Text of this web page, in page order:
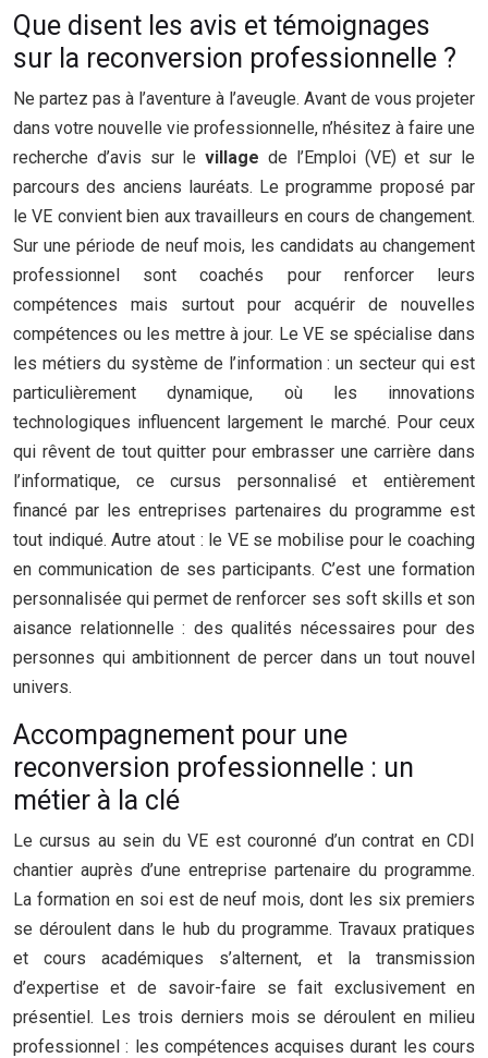
Que disent les avis et témoignages
sur la reconversion professionnelle ?
Ne partez pas à l’aventure à l’aveugle. Avant de vous projeter
dans votre nouvelle vie professionnelle, n’hésitez à faire une
recherche d’avis sur levillage de l’Emploi (VE) et sur le
parcours des anciens lauréats. Le programme proposé par
le VE convient bien aux travailleurs en cours de changement.
Sur une période de neuf mois, les candidats au changement
professionnel sont coachés pour renforcer leurs
compétences mais surtout pour acquérir de nouvelles
compétences ou les mettre à jour. Le VE se spécialise dans
les métiers du système de l’information : un secteur qui est
particulièrement dynamique, où les innovations
technologiques influencent largement le marché. Pour ceux
qui rêvent de tout quitter pour embrasser une carrière dans
l’informatique, ce cursus personnalisé et entièrement
financé par les entreprises partenaires du programme est
tout indiqué. Autre atout : le VE se mobilise pour le coaching
en communication de ses participants. C’est une formation
personnalisée qui permet de renforcer ses soft skills et son
aisance relationnelle : des qualités nécessaires pour des
personnes qui ambitionnent de percer dans un tout nouvel
univers.
Accompagnement pour une
reconversion professionnelle : un
métier à la clé
Le cursus au sein du VE est couronné d’un contrat en CDI
chantier auprès d’une entreprise partenaire du programme.
La formation en soi est de neuf mois, dont les six premiers
se déroulent dans le hub du programme. Travaux pratiques
et cours académiques s’alternent, et la transmission
d’expertise et de savoir-faire se fait exclusivement en
présentiel. Les trois derniers mois se déroulent en milieu
professionnel : les compétences acquises durant les cours